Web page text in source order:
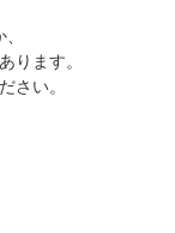
ります。
さい。